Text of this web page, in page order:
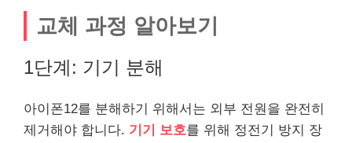
교체 과정 알아보기
1단계: 기기 분해
아이폰12를 분해하기 위해서는 외부 전원을 완전히
제거해야 합니다. 기기 보호를 위해 정전기 방지 장